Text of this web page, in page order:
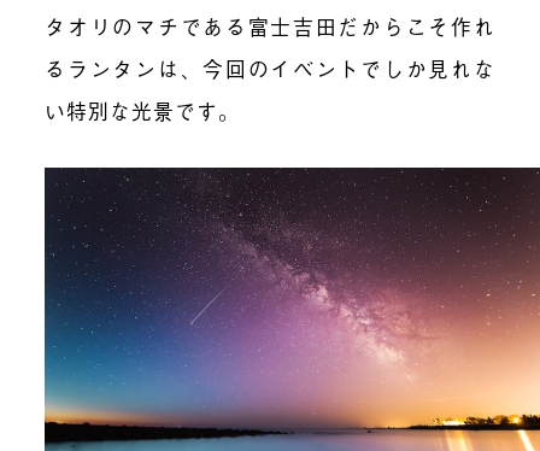
タオリのマチである富士吉田だからこそ作れ
るランタンは、今回のイベントでしか見れな
い特別な光景です。